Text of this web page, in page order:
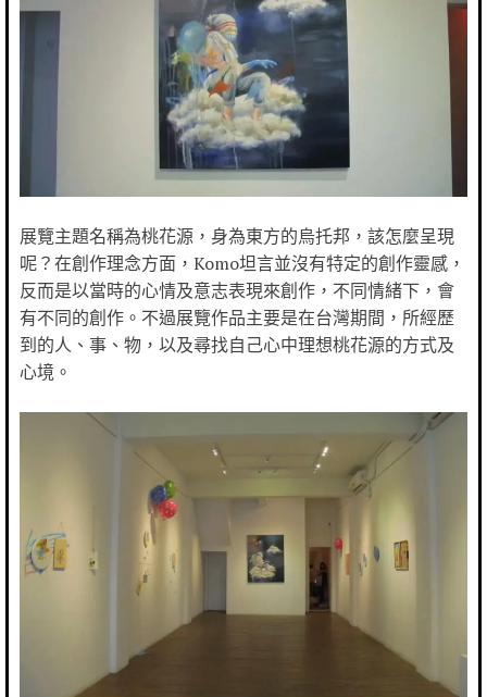
展覽主題名稱為桃花源，身為東方的烏托邦，該怎麼呈現
呢？在創作理念方面，Komo坦言並沒有特定的創作靈感，
反而是以當時的心情及意志表現來創作，不同情緒下，會
有不同的創作。不過展覽作品主要是在台灣期間，所經歷
到的人、事、物，以及尋找自己心中理想桃花源的方式及
心境。